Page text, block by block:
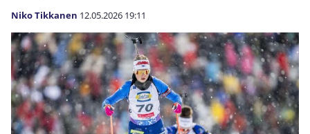
Niko Tikkanen 12.05.2026 19:11